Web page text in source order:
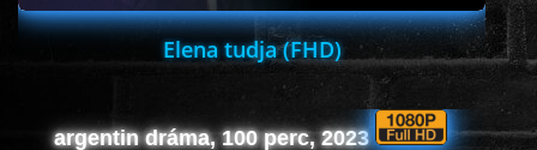
Elena tudja (FHD)
argentin dráma, 100 perc, 2023